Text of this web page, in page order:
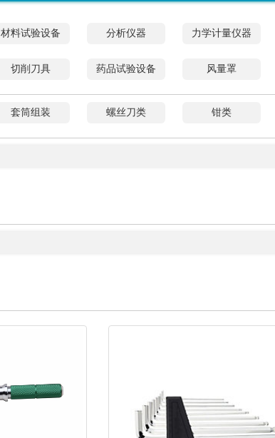
材料试验设备 分析仪器 力学计量仪器
切削刀具 药品试验设备 风量罩
套筒组装 螺丝刀类 钳类